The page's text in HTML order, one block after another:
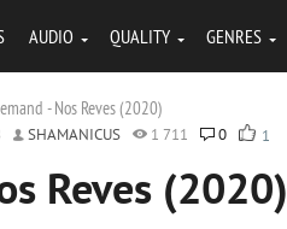
AUDIO QUALITY GENRES
- Nos Reves (2020)
SHAMANICUS 1 711 0 1
Reves (2020)